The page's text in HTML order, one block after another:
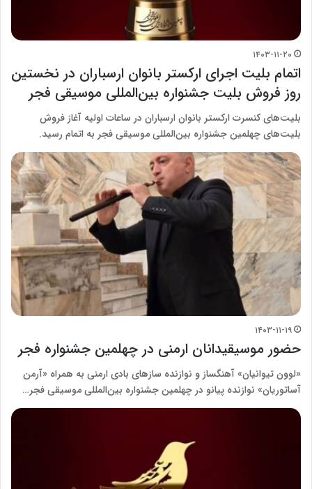
۱۴۰۳-۱۱-۲۰
اتمام بلیت اجرای ارکستر بانوان ارسباران در نخستین
روز فروش بلیت جشنواره بین‌المللی موسیقی فجر
بلیت‌های کنسرت ارکستر بانوان ارسباران در ساعات اولیه آغاز فروش
بلیت‌های چهلمین جشنواره بین‌المللی موسیقی فجر به اتمام رسید.
۱۴۰۳-۱۱-۱۹
حضور موسیقیدانان ارمنی در چهلمین جشنواره فجر
«لوون تیوانیان» آهنگساز و نوازنده سازهای بادی ارمنی به همراه «آرمن
آساتوریان» نوازنده پیانو در چهلمین جشنواره بین‌المللی موسیقی فجر…